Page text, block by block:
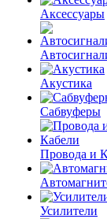
Аксессуары
Акустика
Сабвуферы
Провода и
Усилители